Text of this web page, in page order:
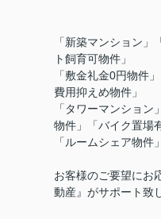
「新築マンション
ト飼育可物件」
「敷金礼金0円物件
費用抑えめ物件」
「タワーマンショ
物件」「バイク置場
「ルームシェア物
お客様のご要望にお
動産』がサポート致